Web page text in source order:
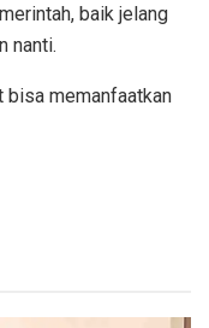
baik jelang
nanti.
bisa memanfaatkan